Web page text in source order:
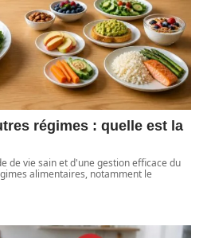
régimes : quelle est la
de vie sain et d'une gestion efficace du
alimentaires, notamment le